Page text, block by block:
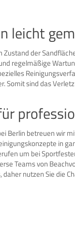
leicht
Zustand der
regelmäßige
Somit sind das
Berlin betreuen wir
in
um bei
Teams von
nutzen Sie die